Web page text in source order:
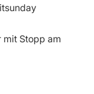
mit Stopp am